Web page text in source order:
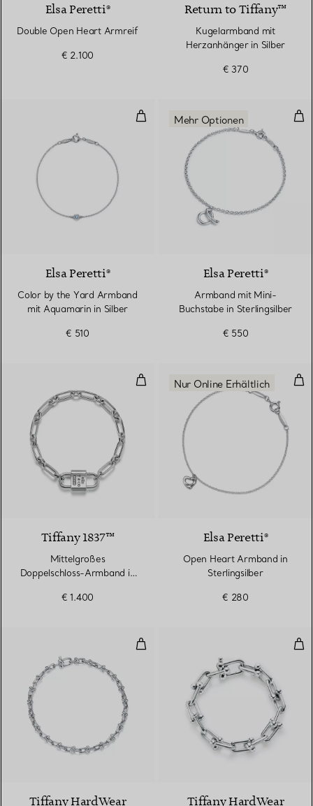
Elsa Peretti®
Double Open Heart Armreif
€ 2.100
Return to Tiffany™
Kugelarmband mit
Herzanhänger in Silber
€ 370
Color by the Yard Armband mit
Elsa Peretti®
Color by the Yard Armband
mit Aquamarin in Silber
€ 510
Mehr Optionen
Elsa Peretti®
Armband mit Mini-
Buchstabe in Sterlingsilber
€ 550
Mittelgroßes Doppelschloss-
Tiffany 1837™
Mittelgroßes
Doppelschloss-Armband in
€ 1.400
Nur Online Erhältlich
Elsa Peretti®
Open Heart Armband in
Sterlingsilber
€ 280
Schmales Gliederarmband in
Tiffany HardWear Tiffany HardWear